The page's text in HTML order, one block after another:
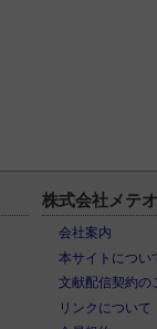
株式会社メテ
会社案内
本サイトについ
文献配信契約の
リンクについて